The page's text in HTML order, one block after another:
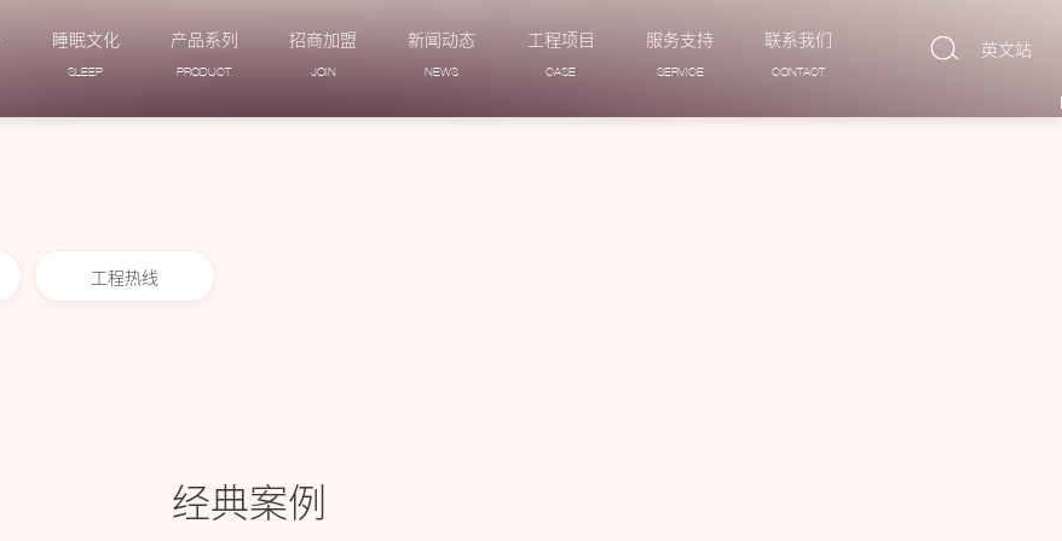
睡眠文化
SLEEP
产品系列
PRODUCT
招商加盟
JOIN
新闻动态
NEWS
工程项目
CASE
服务支持
SERVICE
联系我们
CONTACT
英文站
工程热线
经典案例